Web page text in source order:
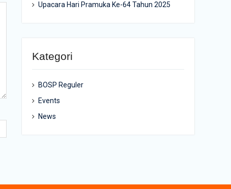
Upacara Hari Pramuka Ke-64 Tahun 2025
Kategori
BOSP Reguler
Events
News